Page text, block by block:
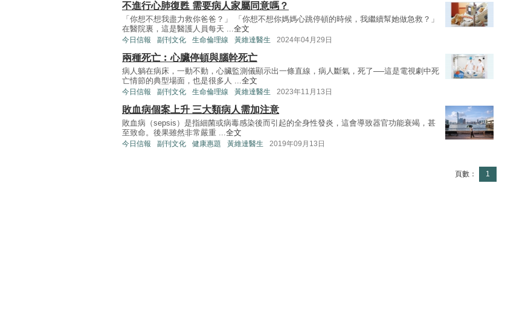
不進行心肺復甦 需要病人家屬同意嗎？
「你想不想我盡力救你爸爸？」 「你想不想你媽媽心跳停頓的時候，我繼續幫她做急救？」
在醫院裏，這是醫護人員每天 ...全文
今日信報 副刊文化 生命倫理線 黃維達醫生 2024年04月29日
兩種死亡︰心臟停頓與腦幹死亡
病人躺在病床，一動不動，心臟監測儀顯示出一條直線，病人斷氣，死了──這是電視劇中死
亡情節的典型場面，也是很多人 ...全文
今日信報 副刊文化 生命倫理線 黃維達醫生 2023年11月13日
敗血病個案上升 三大類病人需加注意
敗血病（sepsis）是指細菌或病毒感染後而引起的全身性發炎，這會導致器官功能衰竭，甚
至致命。後果雖然非常嚴重 ...全文
今日信報 副刊文化 健康惠題 黃維達醫生 2019年09月13日
頁數： 1